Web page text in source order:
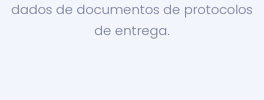
dados de documentos de protocolos
de entrega.